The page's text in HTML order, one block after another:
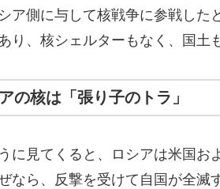
ア側に与して核戦争に参戦した
り、核シェルターもなく、国土
の核は「張り子のトラ」
に見てくると、ロシアは米国お
なら、反撃を受けて自国が全滅